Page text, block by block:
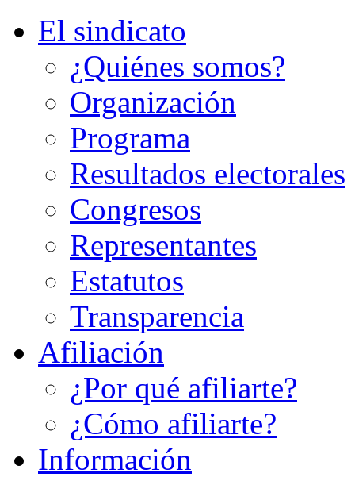
El sindicato
¿Quiénes somos?
Organización
Programa
Resultados electorales
Congresos
Representantes
Estatutos
Transparencia
Afiliación
¿Por qué afiliarte?
¿Cómo afiliarte?
Información